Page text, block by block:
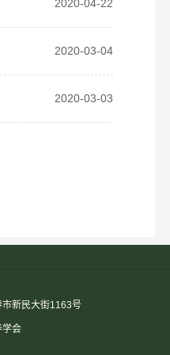
2020-04-22
2020-03-04
2020-03-03
新民大街1163号
学会